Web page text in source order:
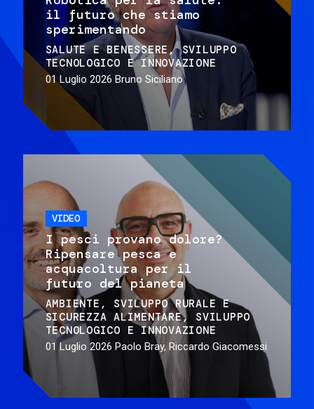
il futuro che stiamo
sperimentando
SALUTE E BENESSERE
SVILUPPO
TECNOLOGICO E INNOVAZIONE
01 Luglio 2026 Bruno Siciliano
VIDEO
I pesci provano dolore?
Ripensare pesca e
acquacoltura per il
futuro del pianeta
AMBIENTE
SVILUPPO RURALE E
SICUREZZA ALIMENTARE
SVILUPPO
TECNOLOGICO E INNOVAZIONE
01 Luglio 2026 Paolo Bray, Riccardo Giacomessi